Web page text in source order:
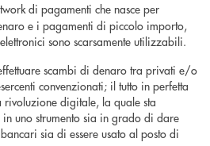
di pagamenti che nasce per
e i pagamenti di piccolo importo,
sono scarsamente utilizzabili.
scambi di denaro tra privati e/o
convenzionati; il tutto in perfetta
rivoluzione digitale, la quale sta
uno strumento sia in grado di dare
sia di essere usato al posto di